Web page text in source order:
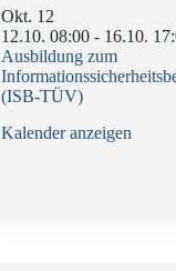
Okt. 12
12.10. 08:00 - 16.10.
Ausbildung zum
(ISB-TÜV)
Kalender anzeigen